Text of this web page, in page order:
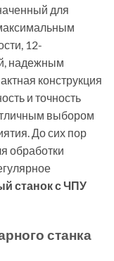
для
12-
надежным
конструкция
и точность
выбором
До сих пор
обработки
станок с ЧПУ
станка